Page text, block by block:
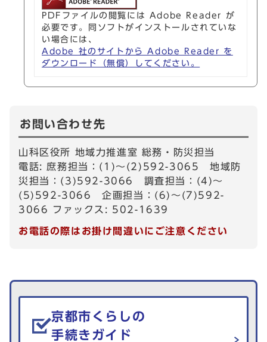
PDFファイルの閲覧には Adobe Reader が
必要です。同ソフトがインストールされていな
い場合には、
Adobe 社のサイトから Adobe Reader を
ダウンロード（無償）してください。
お問い合わせ先
山科区役所 地域力推進室 総務・防災担当
電話: 庶務担当：(1)～(2)592-3065 地域防
災担当：(3)592-3066 調査担当：(4)～
(5)592-3066 企画担当：(6)～(7)592-
3066 ファックス: 502-1639
お電話の際はお掛け間違いにご注意ください
生活情報を探す
京都市くらしの
手続きガイド